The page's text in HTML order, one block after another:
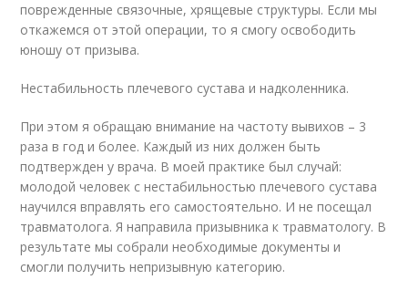
поврежденные связочные, хрящевые структуры. Если мы
откажемся от этой операции, то я смогу освободить
юношу от призыва.
Нестабильность плечевого сустава и надколенника.
При этом я обращаю внимание на частоту вывихов – 3
раза в год и более. Каждый из них должен быть
подтвержден у врача. В моей практике был случай:
молодой человек с нестабильностью плечевого сустава
научился вправлять его самостоятельно. И не посещал
травматолога. Я направила призывника к травматологу. В
результате мы собрали необходимые документы и
смогли получить непризывную категорию.